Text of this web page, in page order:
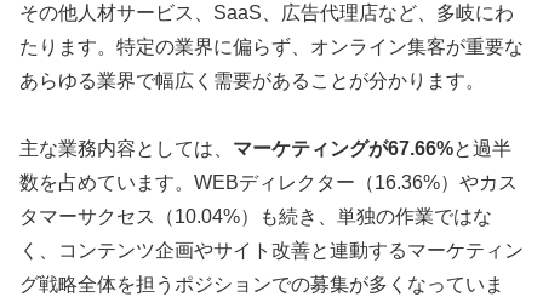
その他人材サービス、SaaS、広告代理店など、多岐にわ
たります。特定の業界に偏らず、オンライン集客が重要な
あらゆる業界で幅広く需要があることが分かります。
主な業務内容としては、 マーケティングが67.66%と過半
数を占めています。WEBディレクター（16.36%）やカス
タマーサクセス（10.04%）も続き、単独の作業ではな
く、コンテンツ企画やサイト改善と連動するマーケティン
グ戦略全体を担うポジションでの募集が多くなっていま